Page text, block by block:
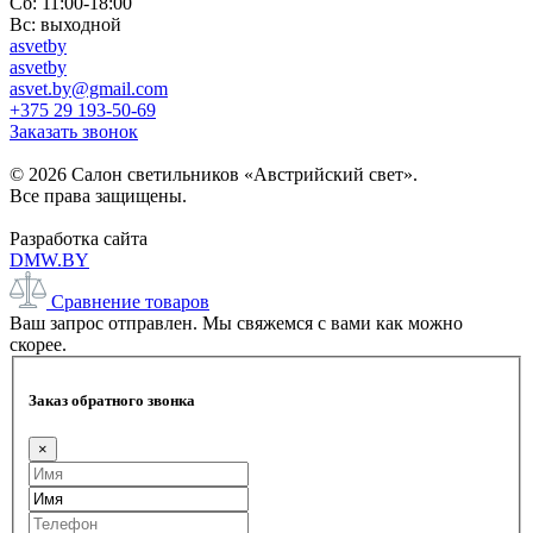
Вс: выходной
asvetby
asvetby
asvet.by@gmail.com
+375 29 193-50-69
Заказать звонок
© 2026 Салон светильников «Австрийский свет».
Все права защищены.
Разработка сайта
DMW.BY
Сравнение товаров
Ваш запрос отправлен. Мы свяжемся с вами как можно
скорее.
Заказ обратного звонка
×